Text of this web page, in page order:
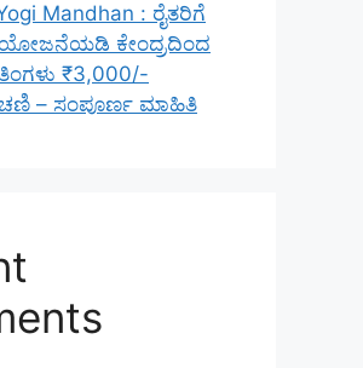
Mandhan : ರೈತರಿಗೆ
ಯೋಜನೆಯಡಿ ಕೇಂದ್ರದಿಂದ
₹3,000/-
– ಸಂಪೂರ್ಣ ಮಾಹಿತಿ